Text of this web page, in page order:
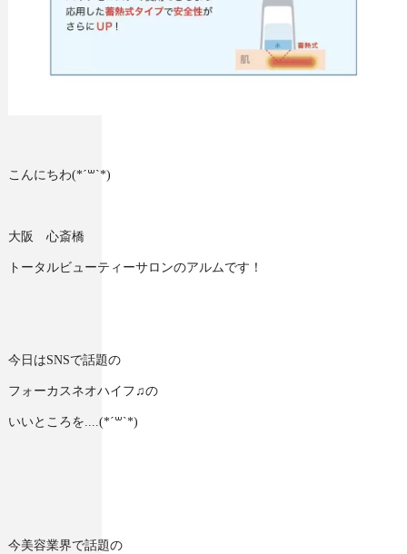
こんにちわ(*´꒳`*)
大阪 心斎橋
トータルビューティーサロンのアルムです！
今日はSNSで話題の
フォーカスネオハイフ♫の
いいところを....(*´꒳`*)
今美容業界で話題の